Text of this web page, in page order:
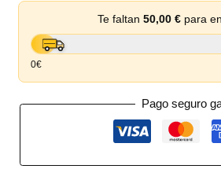
03)
cantidad
Te faltan 50,00 €para
0€
Pago seguro